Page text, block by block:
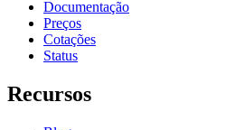
Documentação
Preços
Cotações
Status
Recursos